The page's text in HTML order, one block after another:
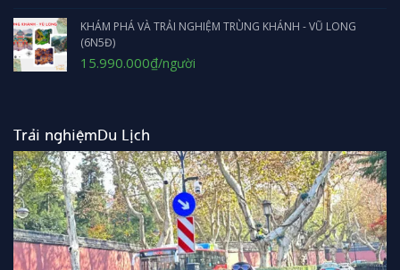
18.990.000₫.
KHÁM PHÁ VÀ TRẢI NGHIỆM TRÙNG KHÁNH - VŨ LONG
(6N5Đ)
Giá
15.990.000₫Giá
hiện
/người
Trải nghiệmDu Lịch